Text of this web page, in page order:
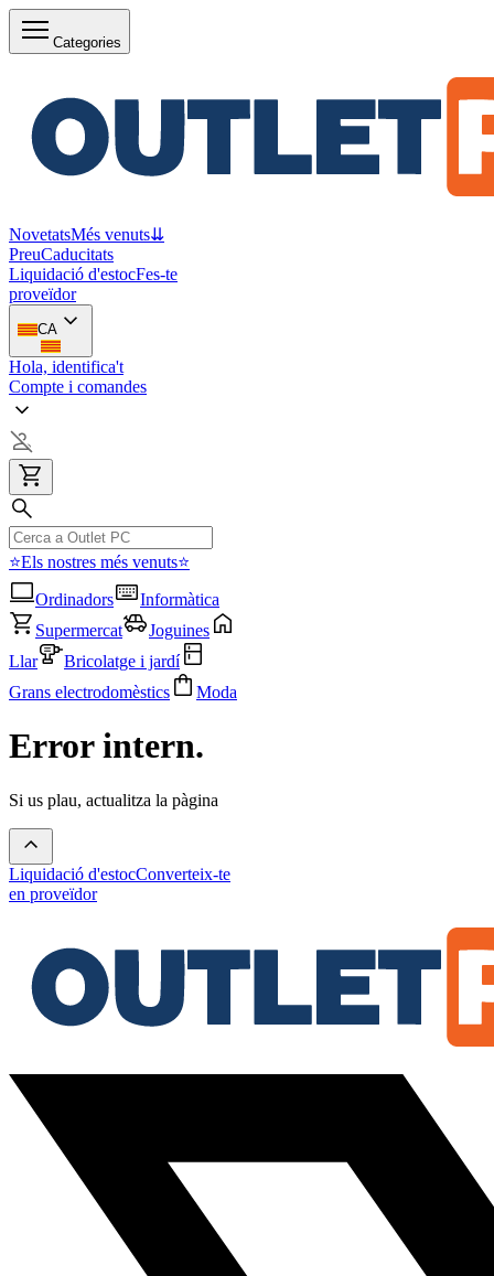
Categories
NovetatsMés venuts⇊
PreuCaducitats
Liquidació d'estocFes-te
proveïdor
CA
Hola, identifica't
Compte i comandes
⭐Els nostres més venuts⭐
Ordinadors
Informàtica
Supermercat
Joguines
Llar
Bricolatge i jardí
Grans electrodomèstics
Moda
Error intern.
Si us plau, actualitza la pàgina
Liquidació d'estocConverteix-te
en proveïdor